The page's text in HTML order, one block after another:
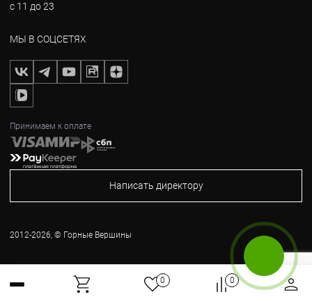
с 11 до 23
МЫ В СОЦСЕТЯХ
Принимаем к оплате
Написать директору
2012-2026, © Горные Вершины
0 0
Бесплатный звонок